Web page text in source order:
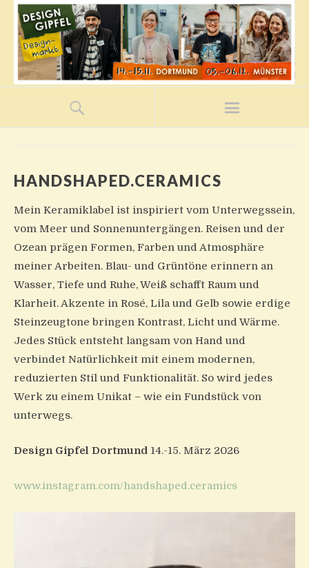
HANDSHAPED.CERAMICS
Mein Keramiklabel ist inspiriert vom Unterwegssein,
vom Meer und Sonnenuntergängen. Reisen und der
Ozean prägen Formen, Farben und Atmosphäre
meiner Arbeiten. Blau- und Grüntöne erinnern an
Wasser, Tiefe und Ruhe, Weiß schafft Raum und
Klarheit. Akzente in Rosé, Lila und Gelb sowie erdige
Steinzeugtone bringen Kontrast, Licht und Wärme.
Jedes Stück entsteht langsam von Hand und
verbindet Natürlichkeit mit einem modernen,
reduzierten Stil und Funktionalität. So wird jedes
Werk zu einem Unikat – wie ein Fundstück von
unterwegs.
Design Gipfel Dortmund 14.-15. März 2026
www.instagram.com/handshaped.ceramics